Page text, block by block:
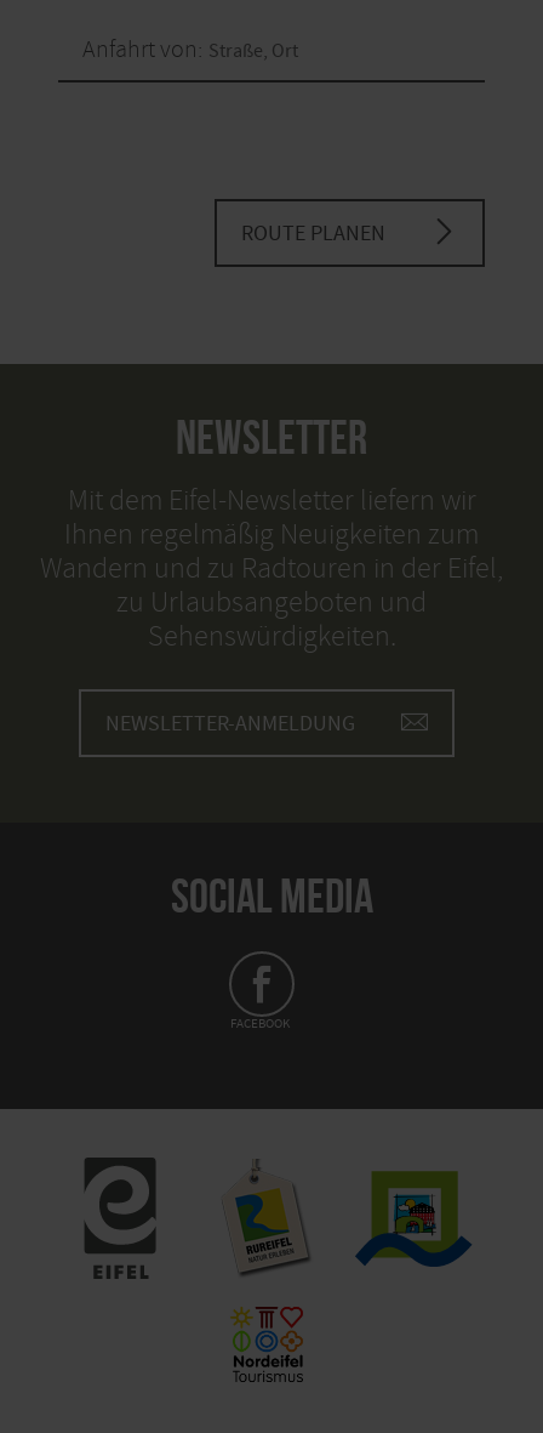
Anfahrt von:
ROUTE PLANEN
NEWSLETTER
Mit dem Eifel-Newsletter liefern wir
Ihnen regelmäßig Neuigkeiten zum
Wandern und zu Radtouren in der Eifel,
zu Urlaubsangeboten und
Sehenswürdigkeiten.
NEWSLETTER-ANMELDUNG
SOCIAL MEDIA
FACEBOOK